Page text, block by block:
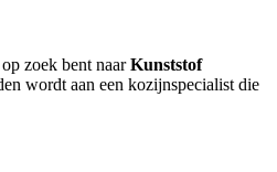
zoek bent naarKunststof
wordt aan een kozijnspecialist die